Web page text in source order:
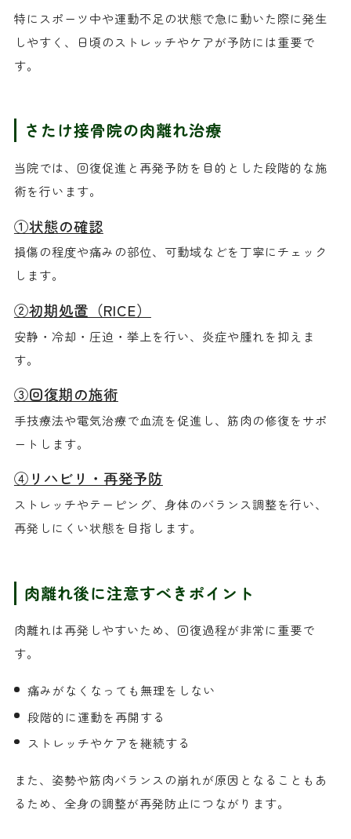
特にスポーツ中や運動不足の状態で急に動いた際に発生
しやすく、日頃のストレッチやケアが予防には重要で
す。
さたけ接骨院の肉離れ治療
当院では、回復促進と再発予防を目的とした段階的な施
術を行います。
①状態の確認
損傷の程度や痛みの部位、可動域などを丁寧にチェック
します。
②初期処置（RICE）
安静・冷却・圧迫・挙上を行い、炎症や腫れを抑えま
す。
③回復期の施術
手技療法や電気治療で血流を促進し、筋肉の修復をサポ
ートします。
④リハビリ・再発予防
ストレッチやテーピング、身体のバランス調整を行い、
再発しにくい状態を目指します。
肉離れ後に注意すべきポイント
肉離れは再発しやすいため、回復過程が非常に重要で
す。
痛みがなくなっても無理をしない
段階的に運動を再開する
ストレッチやケアを継続する
また、姿勢や筋肉バランスの崩れが原因となることもあ
るため、全身の調整が再発防止につながります。